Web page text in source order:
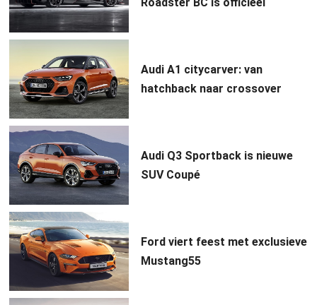
Audi A1 citycarver: van
hatchback naar crossover
Audi Q3 Sportback is nieuwe
SUV Coupé
Ford viert feest met exclusieve
Mustang55